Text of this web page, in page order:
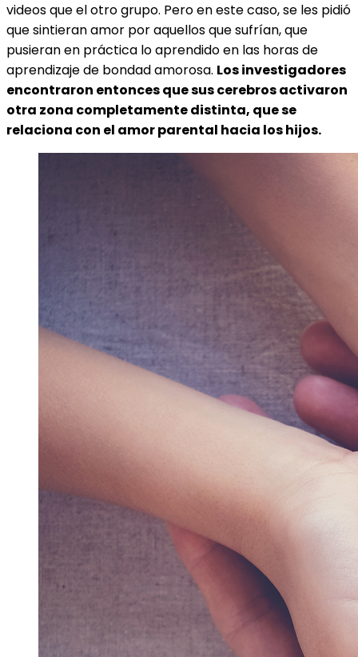
videos que el otro grupo. Pero en este caso, se les pidió
que sintieran amor por aquellos que sufrían, que
pusieran en práctica lo aprendido en las horas de
aprendizaje de bondad amorosa. Los investigadores
encontraron entonces que sus cerebros activaron
otra zona completamente distinta, que se
relaciona con el amor parental hacia los hijos.